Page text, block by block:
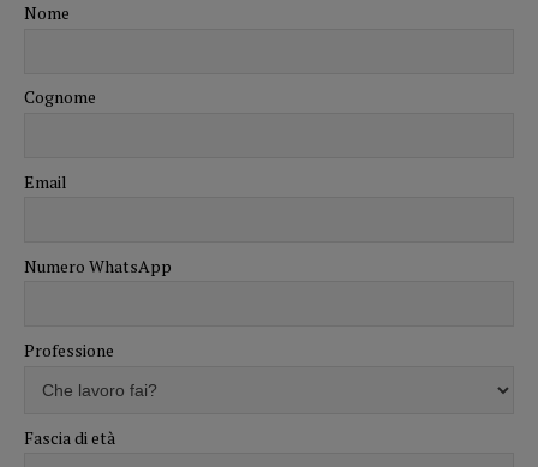
Nome
Cognome
Email
Numero WhatsApp
Professione
Fascia di età